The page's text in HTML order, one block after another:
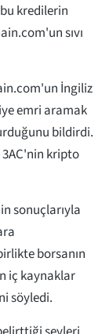
kredilerin
sıvı
İngiliz
emri aramak
bildirdi.
3AC'nin kripto
sonuçlarıyla
borsanın
iç kaynaklar
söyledi.